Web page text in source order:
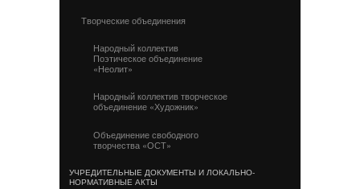
Творческие объединения
Народный коллектив
Поэтическое объединение
«Неолит»
Народный коллектив творческое
объединение «Художник»
Объединение свободного
творчества «ОСТ»
УЧРЕДИТЕЛЬНЫЕ ДОКУМЕНТЫ И ЛОКАЛЬНО-
НОРМАТИВНЫЕ АКТЫ